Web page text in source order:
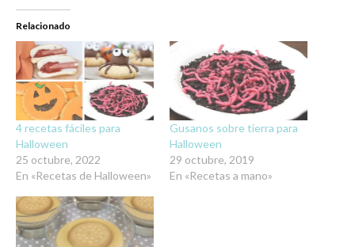
Relacionado
4 recetas fáciles para
Halloween
25 octubre, 2022
En «Recetas de Halloween»
Gusanos sobre tierra para
Halloween
29 octubre, 2019
En «Recetas a mano»